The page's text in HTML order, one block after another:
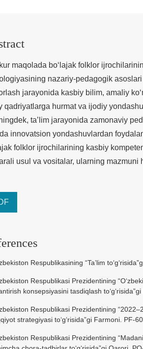
maqolada bo‘lajak folklor
nazariy-pedagogik
jarayonida kasbiy bilim, amaliy
qadriyatlarga hurmat va ijodiy
ta’lim jarayonida zamonaviy
innovatsion yondashuvlardan
folklor ijrochilarining kasbiy
usul va vositalar, ularning
Respublikasining “Taʼlim
Respublikasi Prezidentining
konsepsiyasini tasdiqlash
Respublikasi Prezidentining
strategiyasi toʻgʻrisida”gi Farmoni. PF-
Respublikasi Prezidentining